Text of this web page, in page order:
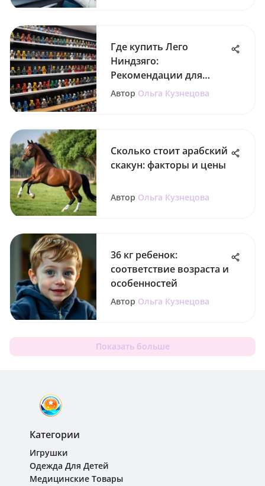
Где купить Лего
Ниндзяго:
Рекомендации для
родителей
Автор Ольга Кузнецова
Сколько стоит арабский
скакун: факторы и цены
Автор Ольга Кузнецова
36 кг ребенок:
соответствие возраста и
особенностей
Автор Ольга Кузнецова
Показать больше
Категории
Игрушки
Одежда Для Детей
Медицинские Товары